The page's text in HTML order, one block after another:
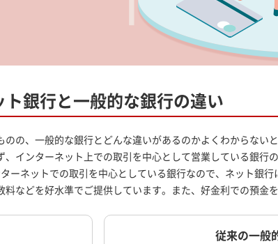
ト銀行と一般的な銀行の違い
の、一般的な銀行とどんな違いがあるのかよくわからない
インターネット上での取引を中心として営業している銀行の
ーネットでの取引を中心としている銀行なので、ネット銀行
などを好水準でご提供しています。また、好金利での預金を
従来の一般